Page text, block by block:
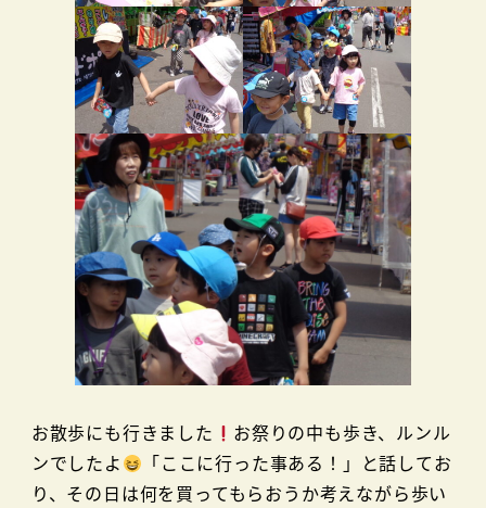
お散歩にも行きました
お祭りの中も歩き、ルンル
ンでしたよ
「ここに行った事ある！」と話してお
り、その日は何を買ってもらおうか考えながら歩い